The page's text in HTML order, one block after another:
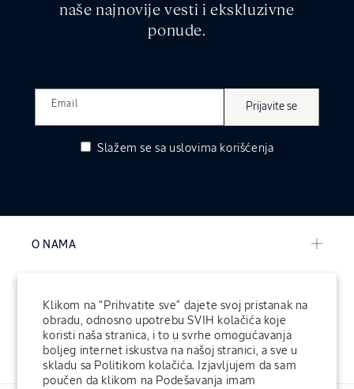
Klikom na “Prihvatite sve” dajete svoj pristanak na
obradu, odnosno upotrebu SVIH kolačića koje
koristi naša stranica, i to u svrhe omogućavanja
boljeg internet iskustva na našoj stranici, a sve u
skladu sa Politikom kolačića. Izjavljujem da sam
poučen da klikom na Podešavanja imam
naše najnovije vesti i ekskluzivne
ponude.
Email Prijavite se
Slažem se sa uslovima korišćenja
O NAMA
KORPORATIVNE INFORMACIJE